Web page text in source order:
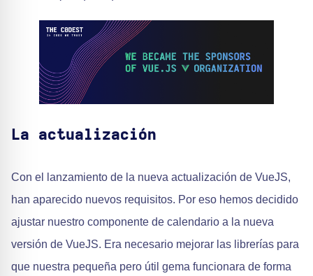
La actualización
Con el lanzamiento de la nueva actualización de VueJS,
han aparecido nuevos requisitos. Por eso hemos decidido
ajustar nuestro componente de calendario a la nueva
versión de VueJS. Era necesario mejorar las librerías para
que nuestra pequeña pero útil gema funcionara de forma